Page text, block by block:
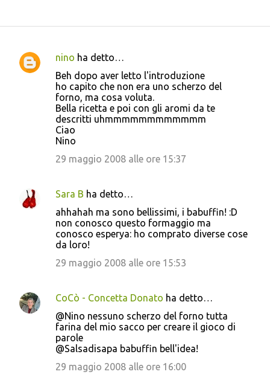
C
nino ha detto…
Beh dopo aver letto l'introduzione
ho capito che non era uno scherzo del
forno, ma cosa voluta.
Bella ricetta e poi con gli aromi da te
descritti uhmmmmmmmmmmmm
Ciao
Nino
29 maggio 2008 alle ore 15:37
Sara B ha detto…
ahhahah ma sono bellissimi, i babuffin! :D
non conosco questo formaggio ma
conosco esperya: ho comprato diverse cose
da loro!
29 maggio 2008 alle ore 15:53
CoCò - Concetta Donato ha detto…
@Nino nessuno scherzo del forno tutta
farina del mio sacco per creare il gioco di
parole
@Salsadisapa babuffin bell'idea!
29 maggio 2008 alle ore 16:00